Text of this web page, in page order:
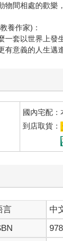
物間相處的歡樂
養作家)：
一套以世界上發
有意義的人生邁進
國內宅配：
到店取貨：
言 中